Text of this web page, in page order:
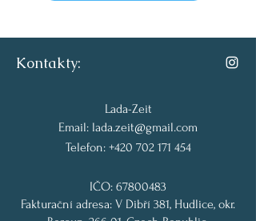
Kontakty:
Lada-Zeit
Email: lada.zeit@gmail.com
Telefon: +420 702 171 454
IČO: 67800483
Fakturační adresa: V Dibří 381, Hudlice, okr.